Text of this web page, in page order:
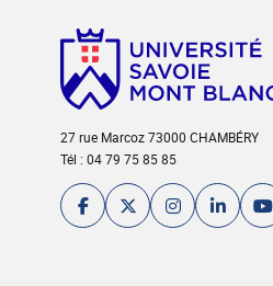
27 rue Marcoz 73000 CHAMBÉRY
Tél : 04 79 75 85 85